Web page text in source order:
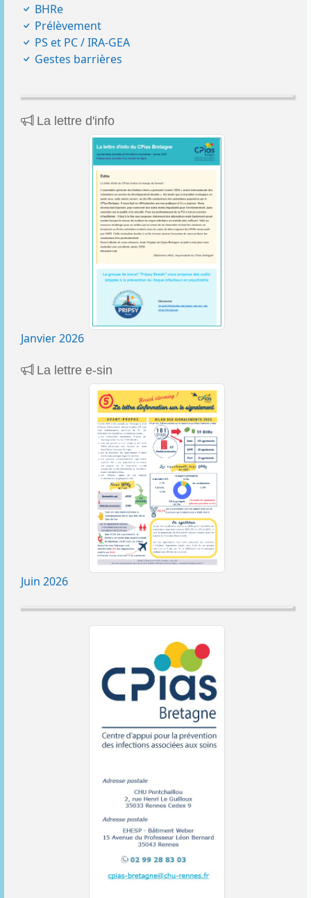
BHRe
Prélèvement
PS et PC / IRA-GEA
Gestes barrières
La lettre d'info
Janvier 2026
La lettre e-sin
Juin 2026